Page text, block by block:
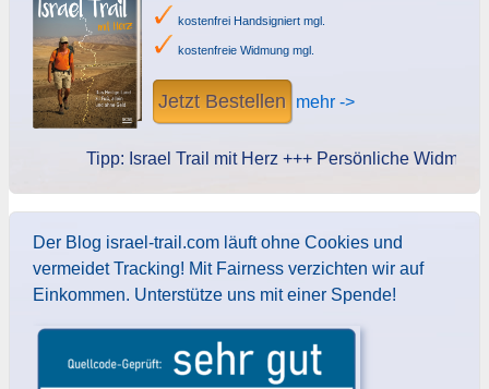
kostenfrei Handsigniert mgl.
kostenfreie Widmung mgl.
Jetzt Bestellen mehr ->
Tipp: Israel Trail mit Herz +++ Persönliche Widmung
Der Blog israel-trail.com läuft ohne Cookies und
vermeidet Tracking! Mit Fairness verzichten wir auf
Einkommen. Unterstütze uns mit einer Spende!